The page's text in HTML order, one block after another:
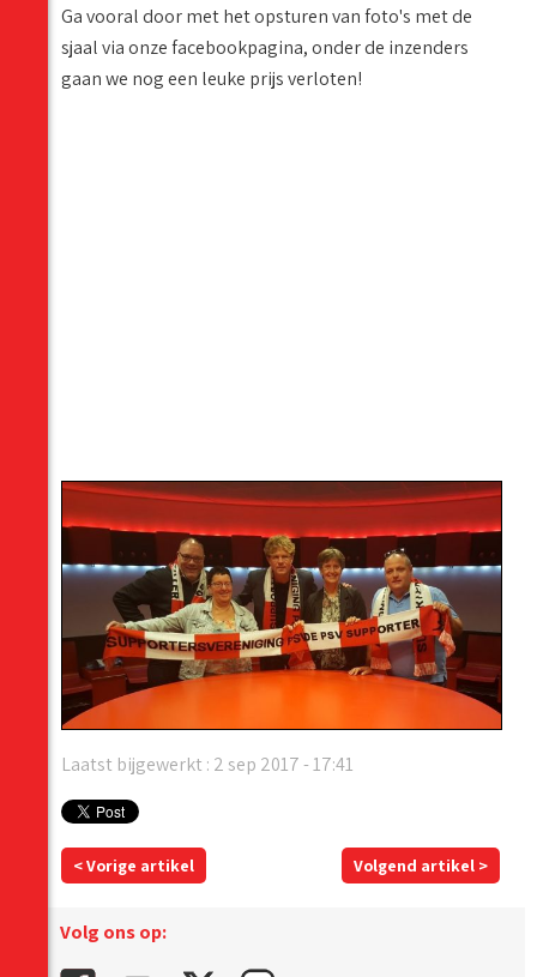
Ga vooral door met het opsturen van foto's met de
sjaal via onze facebookpagina, onder de inzenders
gaan we nog een leuke prijs verloten!
Laatst bijgewerkt : 2 sep 2017 - 17:41
< Vorige artikel Volgend artikel >
Volg ons op: